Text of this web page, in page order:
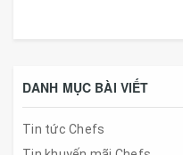
DANH MỤC BÀI VIẾT
Tin tức Chefs